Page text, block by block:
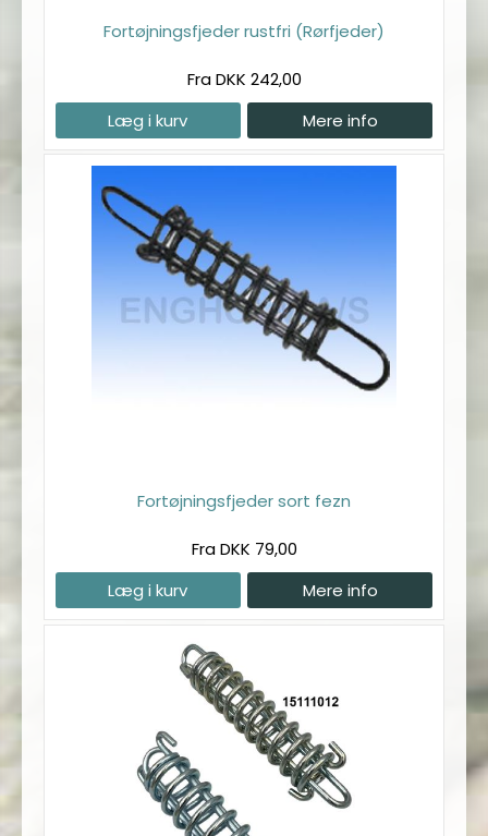
Fortøjningsfjeder rustfri (Rørfjeder)
Fra DKK 242,00
Læg i kurv
Mere info
Fortøjningsfjeder sort fezn
Fra DKK 79,00
Læg i kurv
Mere info